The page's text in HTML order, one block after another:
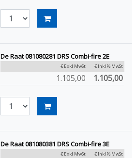
De Raat 081080281 DRS Combi-fire 2E
€ Exkl MwSt € Inkl % MwSt
1.105,00 1.105,00
De Raat 081080381 DRS Combi-fire 3E
€ Exkl MwSt € Inkl % MwSt